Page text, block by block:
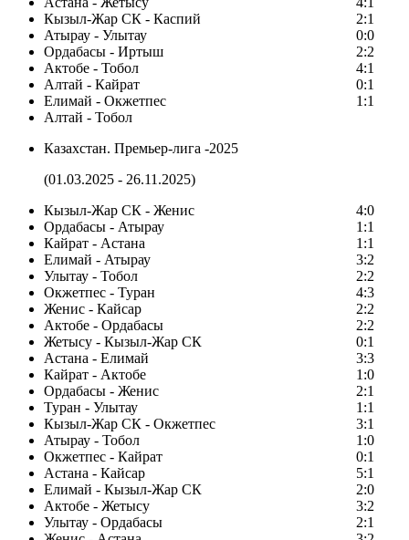
Кызыл-Жар СК - Каспий
2:1
Атырау - Улытау
0:0
Ордабасы - Иртыш
2:2
Актобе - Тобол
4:1
Алтай - Кайрат
0:1
Елимай - Окжетпес
1:1
Алтай - Тобол
Казахстан. Премьер-лига -2025
(01.03.2025 - 26.11.2025)
Кызыл-Жар СК - Женис
4:0
Ордабасы - Атырау
1:1
Кайрат - Астана
1:1
Елимай - Атырау
3:2
Улытау - Тобол
2:2
Окжетпес - Туран
4:3
Женис - Кайсар
2:2
Актобе - Ордабасы
2:2
Жетысу - Кызыл-Жар СК
0:1
Астана - Елимай
3:3
Кайрат - Актобе
1:0
Ордабасы - Женис
2:1
Туран - Улытау
1:1
Кызыл-Жар СК - Окжетпес
3:1
Атырау - Тобол
1:0
Окжетпес - Кайрат
0:1
Астана - Кайсар
5:1
Елимай - Кызыл-Жар СК
2:0
Актобе - Жетысу
3:2
Улытау - Ордабасы
2:1